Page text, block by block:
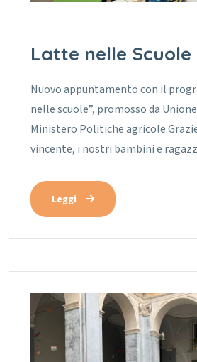
Latte nelle Scuole
Nuovo appuntamento con il
nelle scuole”, promosso da
Ministero Politiche
vincente, i nostri bambini e
Leggi